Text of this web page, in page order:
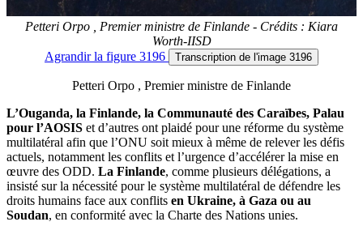
Petteri Orpo , Premier ministre de Finlande - Crédits : Kiara
Worth-IISD
Agrandirla figure 3196 Transcription de l'image 3196
Petteri Orpo , Premier ministre de Finlande
L’Ouganda, la Finlande, la Communauté des Caraïbes, Palau
pour l’AOSIS et d’autres ont plaidé pour une réforme du système
multilatéral afin que l’ONU soit mieux à même de relever les défis
actuels, notamment les conflits et l’urgence d’accélérer la mise en
œuvre des ODD. La Finlande, comme plusieurs délégations, a
insisté sur la nécessité pour le système multilatéral de défendre les
droits humains face aux conflits en Ukraine, à Gaza ou au
Soudan, en conformité avec la Charte des Nations unies.